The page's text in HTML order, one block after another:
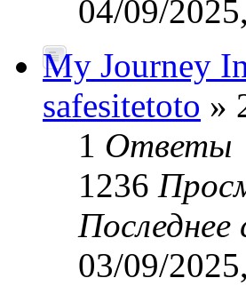
04/09/
My Journey
safesitetoto »
1 Ответы
1236
03/09/